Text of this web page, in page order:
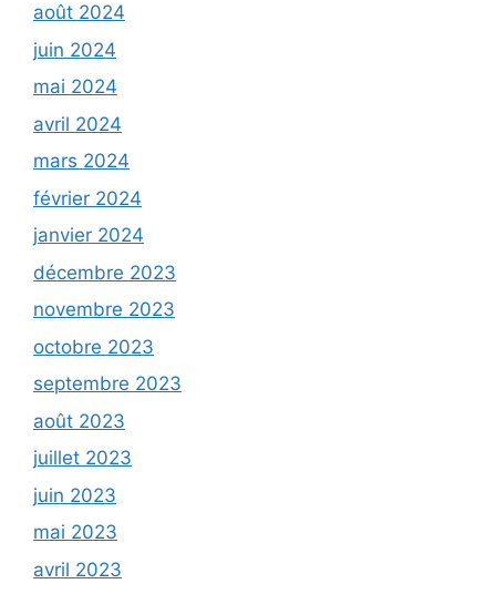
août 2024
juin 2024
mai 2024
avril 2024
mars 2024
février 2024
janvier 2024
décembre 2023
novembre 2023
octobre 2023
septembre 2023
août 2023
juillet 2023
juin 2023
mai 2023
avril 2023